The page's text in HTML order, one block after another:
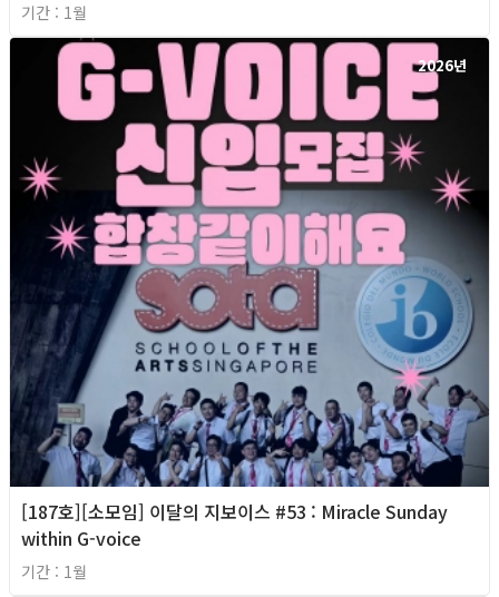
기간 : 1월
2026년
[187호][소모임] 이달의 지보이스 #53 : Miracle Sunday
within G-voice
기간 : 1월